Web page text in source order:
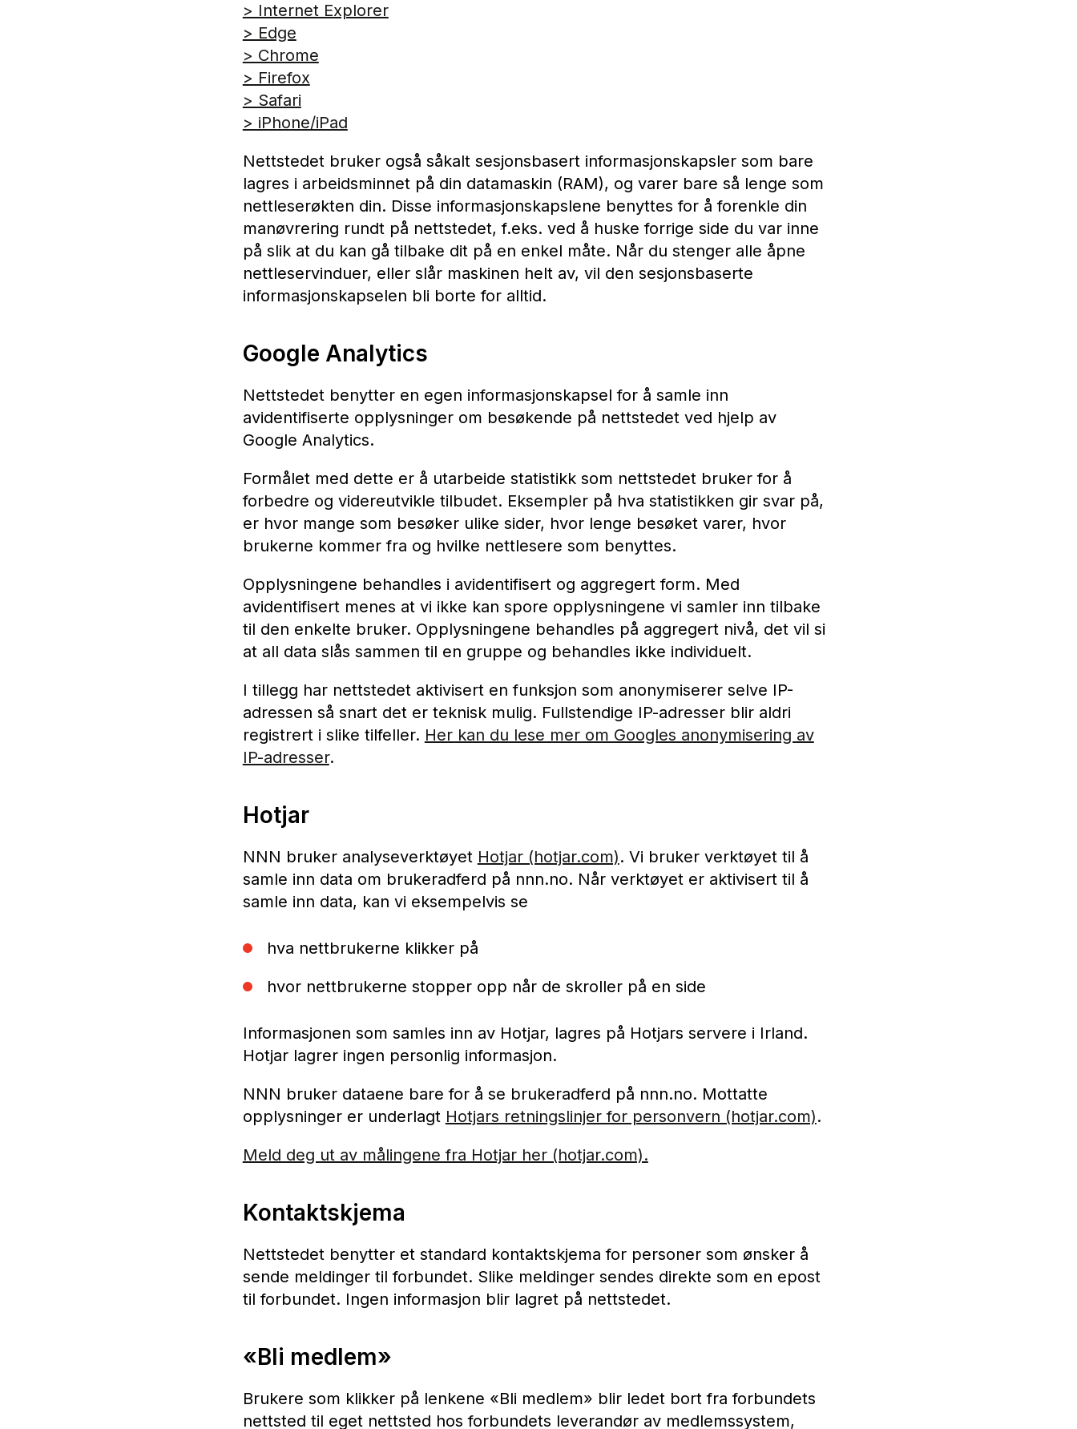
> Internet Explorer
> Edge
> Chrome
> Firefox
> Safari
> iPhone/iPad
Nettstedet bruker også såkalt sesjonsbasert informasjonskapsler som bare
lagres i arbeidsminnet på din datamaskin (RAM), og varer bare så lenge som
nettleserøkten din. Disse informasjonskapslene benyttes for å forenkle din
manøvrering rundt på nettstedet, f.eks. ved å huske forrige side du var inne
på slik at du kan gå tilbake dit på en enkel måte. Når du stenger alle åpne
nettleservinduer, eller slår maskinen helt av, vil den sesjonsbaserte
informasjonskapselen bli borte for alltid.
Google Analytics
Nettstedet benytter en egen informasjonskapsel for å samle inn
avidentifiserte opplysninger om besøkende på nettstedet ved hjelp av
Google Analytics.
Formålet med dette er å utarbeide statistikk som nettstedet bruker for å
forbedre og videreutvikle tilbudet. Eksempler på hva statistikken gir svar på,
er hvor mange som besøker ulike sider, hvor lenge besøket varer, hvor
brukerne kommer fra og hvilke nettlesere som benyttes.
Opplysningene behandles i avidentifisert og aggregert form. Med
avidentifisert menes at vi ikke kan spore opplysningene vi samler inn tilbake
til den enkelte bruker. Opplysningene behandles på aggregert nivå, det vil si
at all data slås sammen til en gruppe og behandles ikke individuelt.
I tillegg har nettstedet aktivisert en funksjon som anonymiserer selve IP-
adressen så snart det er teknisk mulig. Fullstendige IP-adresser blir aldri
registrert i slike tilfeller. Her kan du lese mer om Googles anonymisering av
IP-adresser.
Hotjar
NNN bruker analyseverktøyet Hotjar (hotjar.com). Vi bruker verktøyet til å
samle inn data om brukeradferd på nnn.no. Når verktøyet er aktivisert til å
samle inn data, kan vi eksempelvis se
hva nettbrukerne klikker på
hvor nettbrukerne stopper opp når de skroller på en side
Informasjonen som samles inn av Hotjar, lagres på Hotjars servere i Irland.
Hotjar lagrer ingen personlig informasjon.
NNN bruker dataene bare for å se brukeradferd på nnn.no. Mottatte
opplysninger er underlagt Hotjars retningslinjer for personvern (hotjar.com).
Meld deg ut av målingene fra Hotjar her (hotjar.com).
Kontaktskjema
Nettstedet benytter et standard kontaktskjema for personer som ønsker å
sende meldinger til forbundet. Slike meldinger sendes direkte som en epost
til forbundet. Ingen informasjon blir lagret på nettstedet.
«Bli medlem»
Brukere som klikker på lenkene «Bli medlem» blir ledet bort fra forbundets
nettsted til eget nettsted hos forbundets leverandør av medlemssystem,